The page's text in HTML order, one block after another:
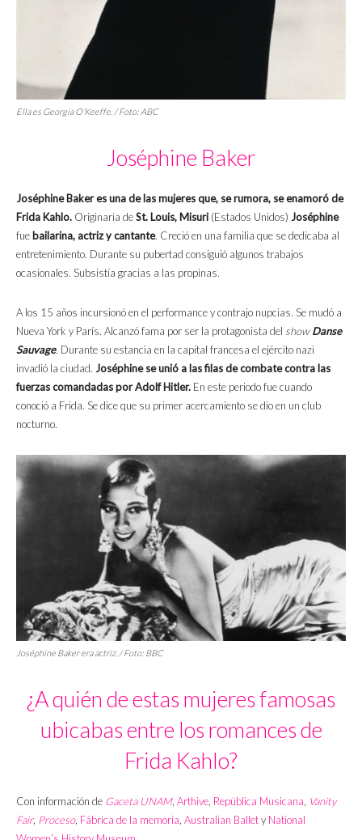
Ella es Georgia O’Keeffe. / Foto: ABC
Joséphine Baker
Joséphine Baker es una de las mujeres que, se rumora, se enamoró de
Frida Kahlo. Originaria deSt. Louis, Misuri (Estados Unidos) Joséphine
fue bailarina, actriz y cantante. Creció en una familia que se dedicaba al
entretenimiento. Durante su pubertad consiguió algunos trabajos
ocasionales. Subsistía gracias a las propinas.
A los 15 años incursionó en el performance y contrajo nupcias. Se mudó a
Nueva York y París. Alcanzó fama por ser la protagonista del showDanse
Sauvage. Durante su estancia en la capital francesa el ejército nazi
invadió la ciudad. Joséphine se unió a las filas de combate contra las
fuerzas comandadas por Adolf Hitler. En este periodo fue cuando
conoció a Frida. Se dice que su primer acercamiento se dio en un club
nocturno.
Joséphine Baker era actriz. / Foto: BBC
¿A quién de estas mujeres famosas
ubicabas entre los romances de
Frida Kahlo?
Con información de Gaceta UNAM, Arthive, República Musicana, Vanity
Fair, Proceso, Fábrica de la memoria, Australian Ballety National